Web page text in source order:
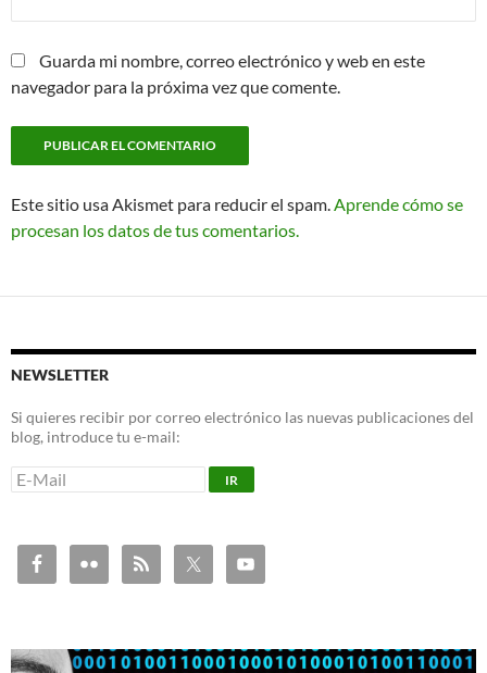
Guarda mi nombre, correo electrónico y web en este
navegador para la próxima vez que comente.
Este sitio usa Akismet para reducir el spam.Aprende cómo se
procesan los datos de tus comentarios.
NEWSLETTER
Si quieres recibir por correo electrónico las nuevas publicaciones del
blog, introduce tu e-mail: